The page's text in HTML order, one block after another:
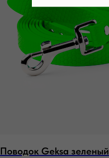
Поводок Geksa зеленый